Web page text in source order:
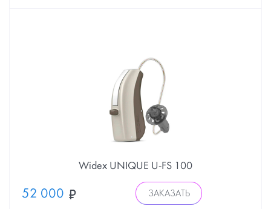
Widex UNIQUE U-FS 100
52 000 ЗАКАЗАТЬ